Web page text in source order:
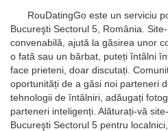
RouDatingGo este un serviciu
Bucureşti Sectorul 5, România.
convenabilă, ajută la găsirea unor
o fată sau un bărbat, puteți întâlni
face prieteni, doar discutați.
oportunități de a găsi noi parteneri
tehnologii de întâlniri, adăugați
parteneri inteligenți. Alăturați-vă
Bucureşti Sectorul 5 pentru